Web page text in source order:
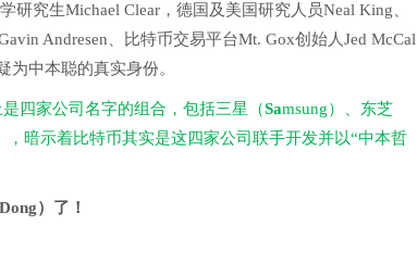
究生Michael Clear，德国及美国研究人员Neal King、
Andresen、比特币交易平台Mt. Gox创始人Jed McCal
为中本聪的真实身份。
四家公司名字的组合，包括三星（Samsung）、东芝
，暗示着比特币其实是这四家公司联手开发并以“中本哲
）了！